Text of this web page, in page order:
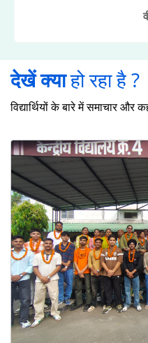
देखें क्याहो रहा है ?
विद्यार्थियों के बारे में समाचार और